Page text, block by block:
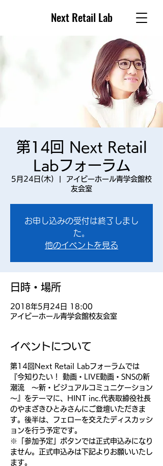
Next Retail Lab
第14回 Next Retail
Labフォーラム
5月24日(木)
アイビーホール青学会館校
友会室
お申し込みの受付は終了しまし
た。
他のイベントを見る
日時・場所
2018年5月24日 18:00
アイビーホール青学会館校友会室
イベントについて
第14回Next Retail Labフォーラムでは
『今知りたい！ 動画・LIVE動画・SNSの新
潮流　～新・ビジュアルコミュニケーション
～』をテーマに、HINT inc.代表取締役社長
のやまざきひとみさんにご登壇いただきま
す。後半は、フェローを交えたディスカッシ
ョンを行う予定です。
※「参加予定」ボタンでは正式申込みになり
ません。正式申込みは下記よりお願いいたし
ます。